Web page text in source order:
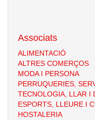
Associats
ALIMENTACIÓ
ALTRES COMERÇOS
MODA I PERSONA
PERRUQUERIES,
TECNOLOGIA, LLAR I
ESPORTS, LLEURE I
HOSTALERIA